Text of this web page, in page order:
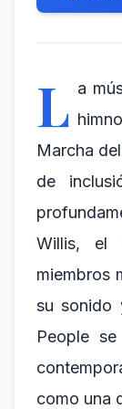
L a
Marcha
de
Willis, el
miembros
su sonido
People
como una